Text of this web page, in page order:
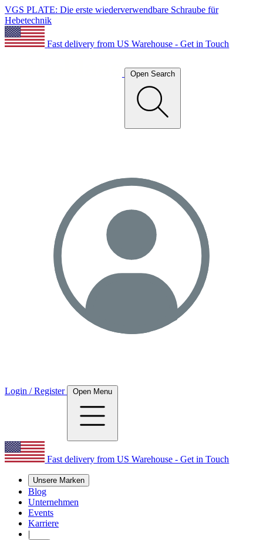
VGS PLATE: Die erste wiederverwendbare Schraube für
Hebetechnik
Fast delivery from US Warehouse - Get in Touch
Open Search
Login / Register Open Menu
Fast delivery from US Warehouse - Get in Touch
Unsere Marken
Blog
Unternehmen
Events
Karriere
|